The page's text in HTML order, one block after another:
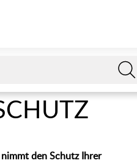
den Schutz Ihrer